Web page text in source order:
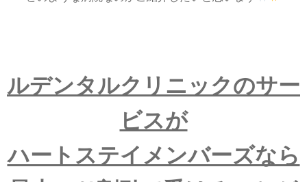
ルデンタルクリニックのサー
ビスが
ハートステイメンバーズなら